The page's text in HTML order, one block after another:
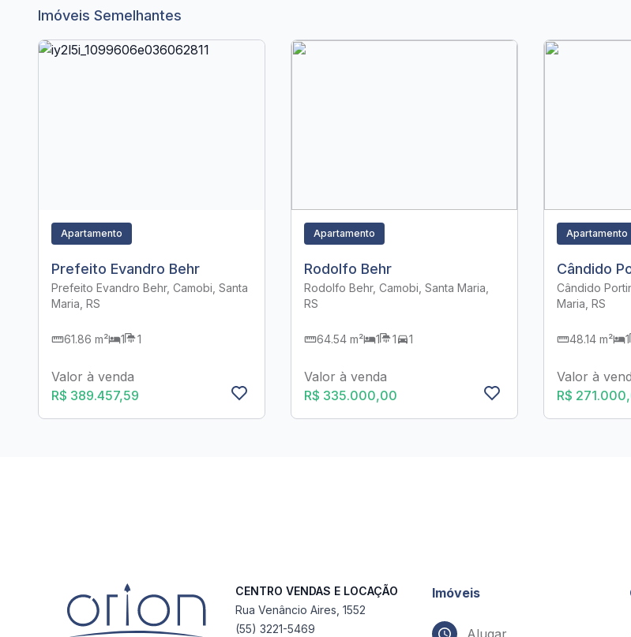
Imóveis Semelhantes
Apartamento
Prefeito Evandro Behr
Prefeito Evandro Behr, Camobi, Santa
Maria, RS
61.86 m² 1 1
Valor à venda
R$ 389.457,59
Apartamento
Rodolfo Behr
Rodolfo Behr, Camobi, Santa Maria,
RS
64.54 m² 1 1 1
Valor à venda
R$ 335.000,00
Apartamento
Cândido
Cândido
Maria, RS
48.14 m² 1
Valor à
R$
CENTRO VENDAS E LOCAÇÃO
Rua Venâncio Aires, 1552
(55) 3221-5469
Imóveis
Alugar